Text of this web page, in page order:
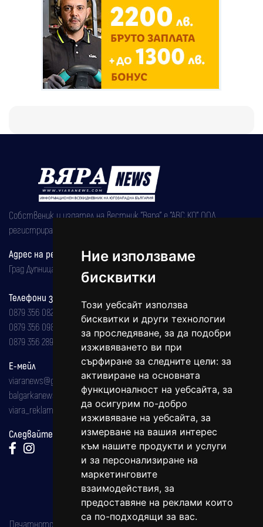
Ние използваме
бисквитки
Този уебсайт използва
бисквитки и други технологии
за проследяване, за да подобри
изживяването ви при
сърфиране за следните цели: за
активиране на основната
функционалност на уебсайта, за
да осигурим по-добро
изживяване на уебсайта, за
измерване на вашия интерес
към нашите продукти и услуги
и за персонализиране на
маркетинговите
взаимодействия, за
предоставяне на реклами които
са по-подходящи за вас.
Собственик и издател на вестник "Вяра" е "АВС КО" ООД,
регистрирана на 08.05.2002 година.
Адрес на редакцията
Град Дупница, ул.''Христо Ботев" 43
Телефони за реклама и абонаменти
0879 356 082
0879 356 098
0879 356 289
Е-мейл
viaranews@gmail.com
balgarkanews@gmail.com
viara_reklama@mail.bg
Следвайте ни:
Печатното издание на вестника е регистрирано в националния